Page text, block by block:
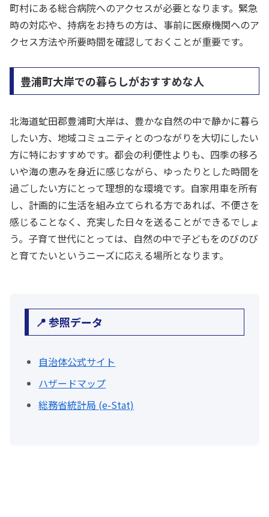
町村にある総合病院へのアクセスが必要となります。緊急
時の対応や、持病をお持ちの方は、事前に医療機関へのア
クセス方法や所要時間を確認しておくことが重要です。
豊浦町大岸での暮らしがおすすめな人
北海道虻田郡豊浦町大岸は、豊かな自然の中で静かに暮ら
したい方、地域コミュニティとのつながりを大切にしたい
方に特におすすめです。都会の利便性よりも、四季の移ろ
いや海の恵みを身近に感じながら、ゆったりとした時間を
過ごしたい方にとって理想的な環境です。自家用車を所有
し、計画的に生活を組み立てられる方であれば、不便さを
感じることなく、充実した日々を送ることができるでしょ
う。子育て世代にとっては、自然の中で子どもをのびのび
と育てたいというニーズに応える場所となります。
📍 参照データ
自治体公式サイト
ハザードマップ
総務省統計局 (e-Stat)